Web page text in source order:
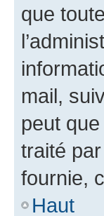
que
mail,
peut
traité
fournie,
Haut